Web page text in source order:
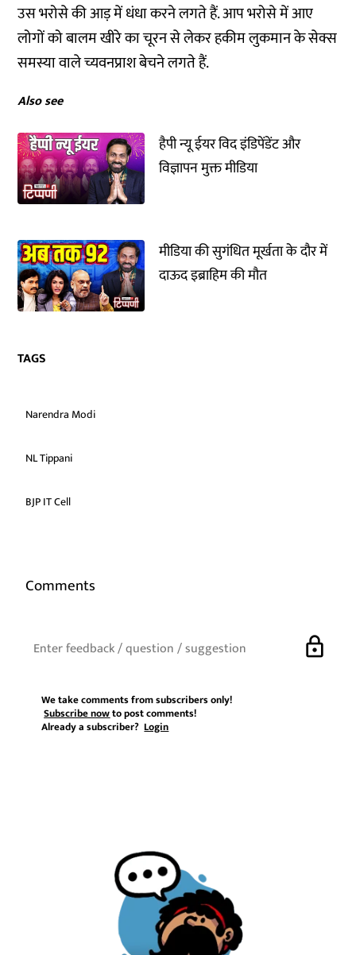
उस भरोसे की आड़ में धंधा करने लगते हैं. आप भरोसे में आए
लोगों को बालम खीरे का चूरन से लेकर हकीम लुकमान के सेक्स
समस्या वाले च्यवनप्राश बेचने लगते हैं.
Also see
हैपी न्यू ईयर विद इंडिपेंडेंट और
विज्ञापन मुक्त मीडिया
मीडिया की सुगंधित मूर्खता के दौर में
दाऊद इब्राहिम की मौत
TAGS
Narendra Modi
NL Tippani
BJP IT Cell
Comments
lock
We take comments from subscribers only!
Subscribe nowto post comments!
Already a subscriber?Login